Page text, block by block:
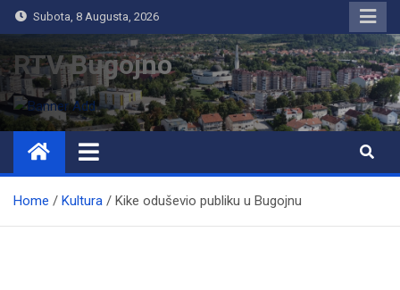
Subota, 8 Augusta, 2026
RTV Bugojno
Home Kultura Kike oduševio publiku u Bugojnu